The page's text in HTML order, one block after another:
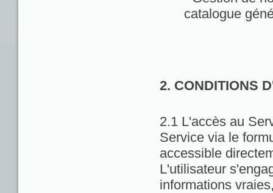
catalogue
2. CONDITIONS
2.1 L'accès au
Service via le
accessible
L'utilisateur
informations